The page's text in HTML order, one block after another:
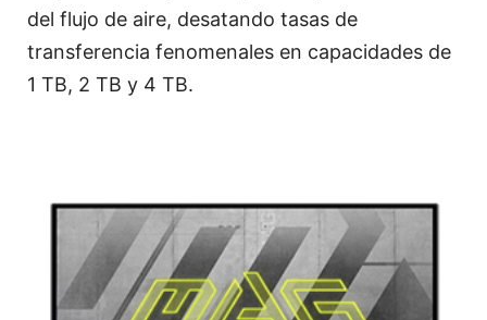
del flujo de aire, desatando tasas de
transferencia fenomenales en capacidades de
1 TB, 2 TB y 4 TB.